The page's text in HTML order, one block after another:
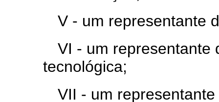
V - um representante
VI - um representante
tecnológica;
VII - um